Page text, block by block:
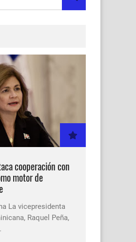
cooperación con
motor de
La vicepresidenta
Raquel Peña,